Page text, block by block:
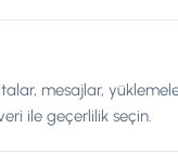
mesajlar,
ile geçerlilik seçin.